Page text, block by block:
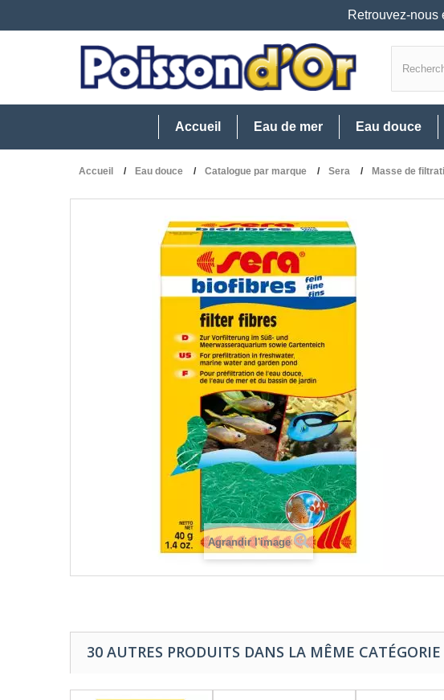
Retrouvez-nous
Accueil Eau de mer Eau douce
Accueil Eau douce Catalogue par marque Sera Masse de
Agrandir l'image
30 AUTRES PRODUITS DANS LA MÊME CATÉGORIE